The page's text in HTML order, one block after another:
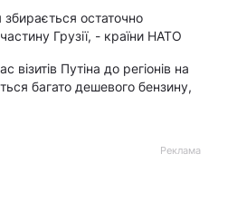
збирається остаточно
Грузії, - країни НАТО
візитів Путіна до регіонів на
багато дешевого бензину,
Реклама